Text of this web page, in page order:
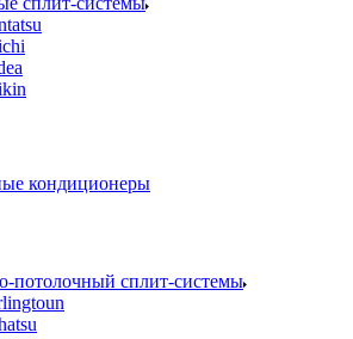
кондиционеры
потолочный сплит-системы